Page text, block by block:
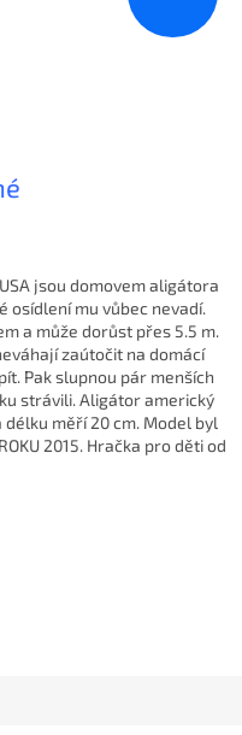
jsou domovem aligátora
osídlení mu vůbec nevadí.
a může dorůst přes 5.5 m.
zaútočit na domácí
Pak slupnou pár menších
strávili. Aligátor americký
délku měří 20 cm. Model byl
2015. Hračka pro děti od